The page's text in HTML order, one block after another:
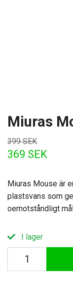
Miuras
399 SEK
369 SEK
Miuras Mouse är
plastsvans som
oemotståndligt
I lager